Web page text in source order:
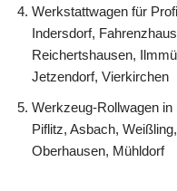
Werkstattwagen für
Indersdorf,
Reichertshausen,
Jetzendorf, Vierkirchen
Werkzeug-Rollwagen
Piflitz, Asbach,
Oberhausen, Mühldorf